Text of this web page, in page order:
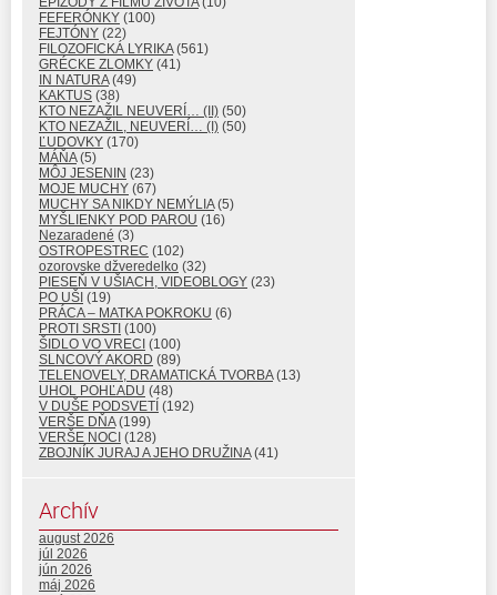
FEFERÓNKY (100)
FEJTÓNY (22)
FILOZOFICKÁ LYRIKA(561)
GRÉCKE ZLOMKY (41)
IN NATURA(49)
KAKTUS (38)
KTO NEZAŽIL NEUVERÍ… (II) (50)
KTO NEZAŽIL, NEUVERÍ… (I) (50)
ĽUDOVKY (170)
MÁŇA(5)
MÔJ JESENIN (23)
MOJE MUCHY (67)
MUCHY SA NIKDY NEMÝLIA(5)
MYŠLIENKY POD PAROU (16)
Nezaradené (3)
OSTROPESTREC (102)
ozorovske džveredelko (32)
PIESEŇ V UŠIACH, VIDEOBLOGY (23)
PO UŠI (19)
PRÁCA – MATKA POKROKU (6)
PROTI SRSTI (100)
ŠIDLO VO VRECI (100)
SLNCOVÝ AKORD (89)
TELENOVELY, DRAMATICKÁ TVORBA(13)
UHOL POHĽADU (48)
V DUŠE PODSVETÍ (192)
VERŠE DŇA(199)
VERŠE NOCI (128)
ZBOJNÍK JURAJ A JEHO DRUŽINA(41)
Archív
august 2026
júl 2026
jún 2026
máj 2026